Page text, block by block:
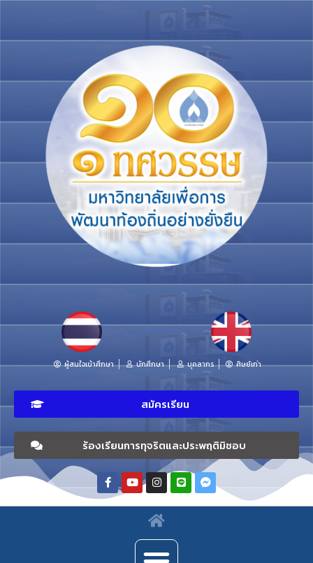
ผู้สนใจเข้าศึกษา นักศึกษา บุคลากร ศิษย์เก่า
สมัครเรียน
ร้องเรียนการทุจริตและประพฤติมิชอบ